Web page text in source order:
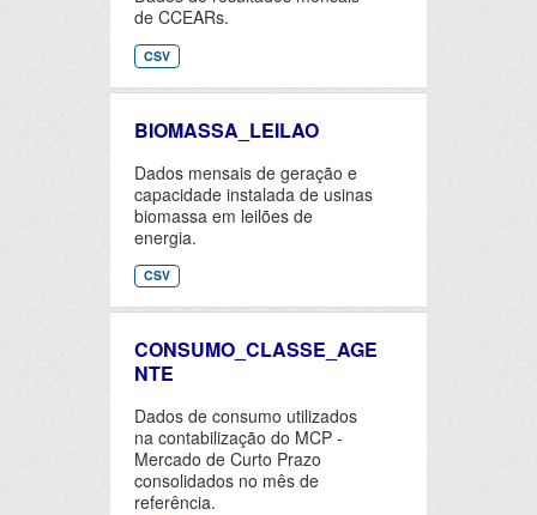
de CCEARs.
CSV
BIOMASSA_LEILAO
Dados mensais de geração e
capacidade instalada de usinas
biomassa em leilões de
energia.
CSV
CONSUMO_CLASSE_AGE
NTE
Dados de consumo utilizados
na contabilização do MCP -
Mercado de Curto Prazo
consolidados no mês de
referência.